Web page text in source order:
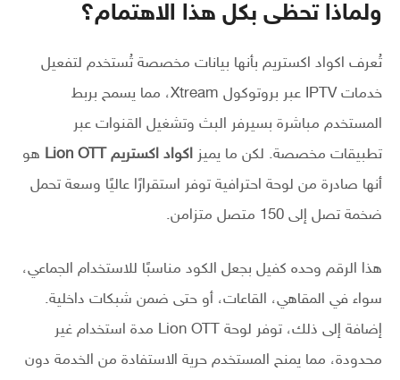
ولماذا تحظى بكل هذا الاهتمام؟
تُعرف اكواد اكستريم بأنها بيانات مخصصة تُستخدم لتفعيل
خدمات IPTV عبر بروتوكول Xtream، مما يسمح بربط
المستخدم مباشرة بسيرفر البث وتشغيل القنوات عبر
تطبيقات مخصصة. لكن ما يميز اكواد اكستريم Lion OTT
هو
أنها صادرة من لوحة احترافية توفر استقرارًا عاليًا وسعة تحمل
ضخمة تصل إلى 150 متصل متزامن.
هذا الرقم وحده كفيل بجعل الكود مناسبًا للاستخدام الجماعي،
سواء في المقاهي، القاعات، أو حتى ضمن شبكات داخلية.
إضافة إلى ذلك، توفر لوحة Lion OTT مدة استخدام غير
محدودة، مما يمنح المستخدم حرية الاستفادة من الخدمة دون